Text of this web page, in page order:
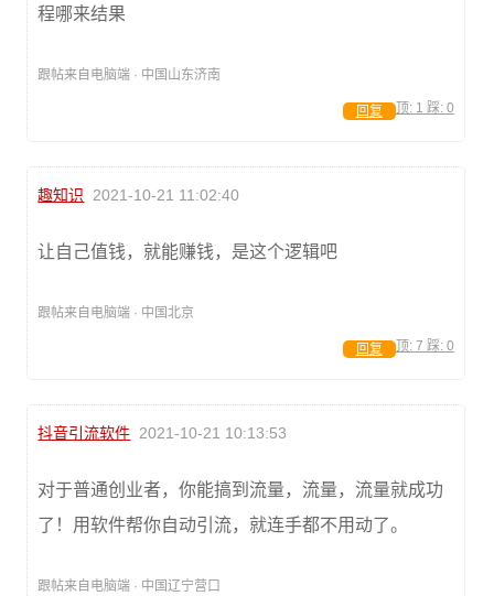
程哪来结果
跟帖来自电脑端 · 中国山东济南
顶: 1 踩: 0
回复
趣知识 2021-10-21 11:02:40
让自己值钱，就能赚钱，是这个逻辑吧
跟帖来自电脑端 · 中国北京
顶: 7 踩: 0
回复
抖音引流软件 2021-10-21 10:13:53
对于普通创业者，你能搞到流量，流量，流量就成功
了！用软件帮你自动引流，就连手都不用动了。
跟帖来自电脑端 · 中国辽宁营口